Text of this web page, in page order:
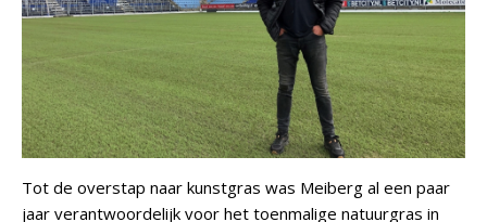
Tot de overstap naar kunstgras was Meiberg al een paar
jaar verantwoordelijk voor het toenmalige natuurgras in